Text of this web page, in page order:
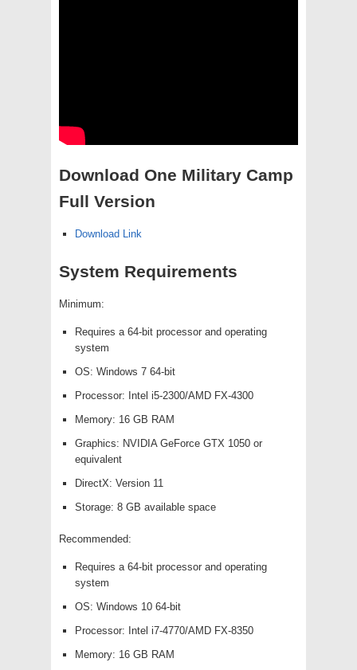
Download One Military Camp
Full Version
Download Link
System Requirements
Minimum:
Requires a 64-bit processor and operating
system
OS: Windows 7 64-bit
Processor: Intel i5-2300/AMD FX-4300
Memory: 16 GB RAM
Graphics: NVIDIA GeForce GTX 1050 or
equivalent
DirectX: Version 11
Storage: 8 GB available space
Recommended:
Requires a 64-bit processor and operating
system
OS: Windows 10 64-bit
Processor: Intel i7-4770/AMD FX-8350
Memory: 16 GB RAM